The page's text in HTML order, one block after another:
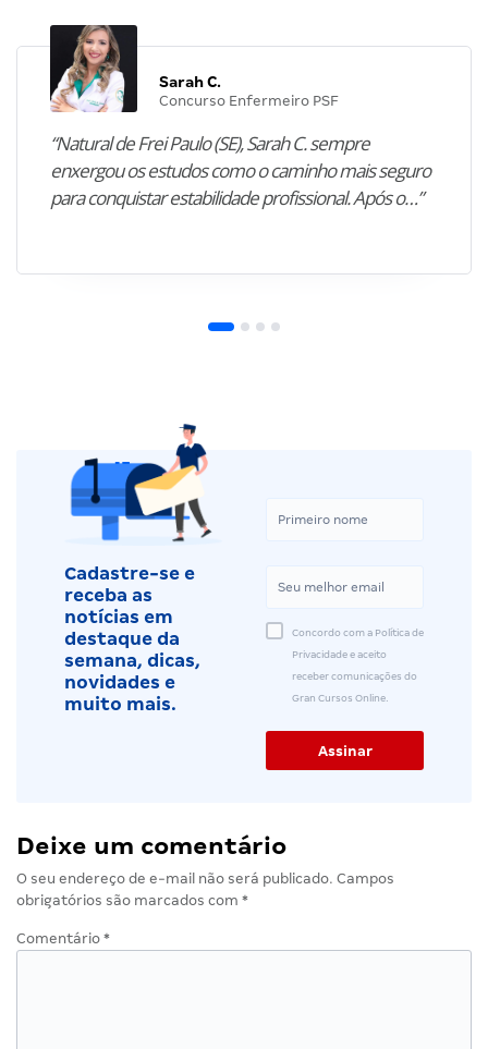
Sarah C.
Concurso Enfermeiro PSF
“Natural de Frei Paulo (SE), Sarah C. sempre
enxergou os estudos como o caminho mais seguro
para conquistar estabilidade profissional. Após o…”
Cadastre-se e
receba as
notícias em
destaque da
semana, dicas,
novidades e
muito mais.
Concordo com a Política de
Privacidade e aceito
receber comunicações do
Gran Cursos Online.
Deixe um comentário
O seu endereço de e-mail não será publicado. Campos
obrigatórios são marcados com *
Comentário *